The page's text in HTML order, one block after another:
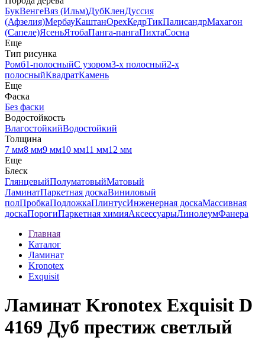
БукВенгеВяз (Ильм)ДубКленДуссия
(Афзелия)МербауКаштанОрехКедрТикПалисандрМахагон
(Сапеле)ЯсеньЯтобаПанга-пангаПихтаСосна
Еще
Тип рисунка
Ромб1-полосныйС узором3-х полосный2-х
полосныйКвадратКамень
Еще
Фаска
Без фаски
Водостойкость
ВлагостойкийВодостойкий
Толщина
7 мм8 мм9 мм10 мм11 мм12 мм
Еще
Блеск
ГлянцевыйПолуматовыйМатовый
ЛаминатПаркетная доскаВиниловый
полПробкаПодложкаПлинтусИнженерная доскаМассивная
доскаПорогиПаркетная химияАксессуарыЛинолеумФанера
Главная
Каталог
Ламинат
Kronotex
Exquisit
Ламинат Kronotex Exquisit D
4169 Дуб престиж светлый